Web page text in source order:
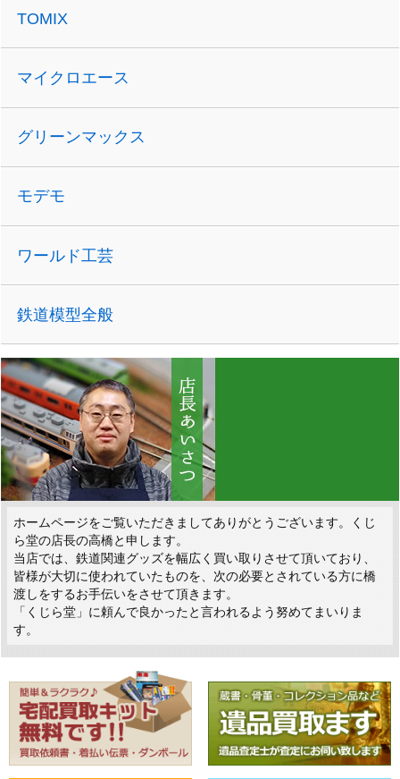
TOMIX
マイクロエース
グリーンマックス
モデモ
ワールド工芸
鉄道模型全般
ホームページをご覧いただきましてありがとうございます。くじ
ら堂の店長の高橋と申します。
当店では、鉄道関連グッズを幅広く買い取りさせて頂いており、
皆様が大切に使われていたものを、次の必要とされている方に橋
渡しをするお手伝いをさせて頂きます。
「くじら堂」に頼んで良かったと言われるよう努めてまいりま
す。